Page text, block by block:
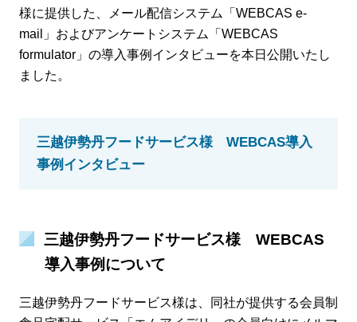
様に提供した、メール配信システム「WEBCAS e-
mail」およびアンケートシステム「WEBCAS
formulator」の導入事例インタビューを本日公開いたし
ました。
三越伊勢丹フードサービス様 WEBCAS導入
事例インタビュー
三越伊勢丹フードサービス様 WEBCAS
導入事例について
三越伊勢丹フードサービス様は、同社が提供する会員制